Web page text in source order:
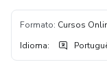
Formato: Cursos
Idioma: